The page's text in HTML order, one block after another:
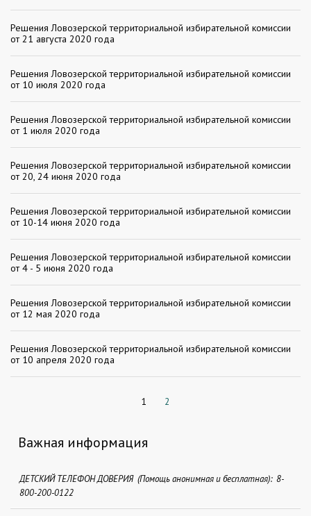
Решения Ловозерской территориальной избирательной комиссии
от 21 августа 2020 года
Решения Ловозерской территориальной избирательной комиссии
от 10 июля 2020 года
Решения Ловозерской территориальной избирательной комиссии
от 1 июля 2020 года
Решения Ловозерской территориальной избирательной комиссии
от 20, 24 июня 2020 года
Решения Ловозерской территориальной избирательной комиссии
от 10-14 июня 2020 года
Решения Ловозерской территориальной избирательной комиссии
от 4 - 5 июня 2020 года
Решения Ловозерской территориальной избирательной комиссии
от 12 мая 2020 года
Решения Ловозерской территориальной избирательной комиссии
от 10 апреля 2020 года
1 2
Важная информация
ДЕТСКИЙ ТЕЛЕФОН ДОВЕРИЯ (Помощь анонимная и бесплатная): 8-
800-200-0122